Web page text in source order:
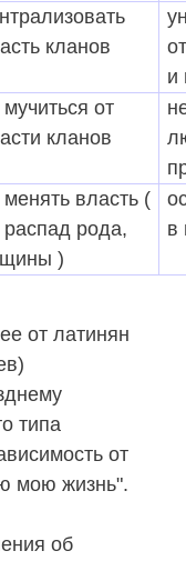
кланов
и
мучиться от
кланов
менять власть (
распад рода,
)
в
от латинян
типа
от
мою жизнь".
об